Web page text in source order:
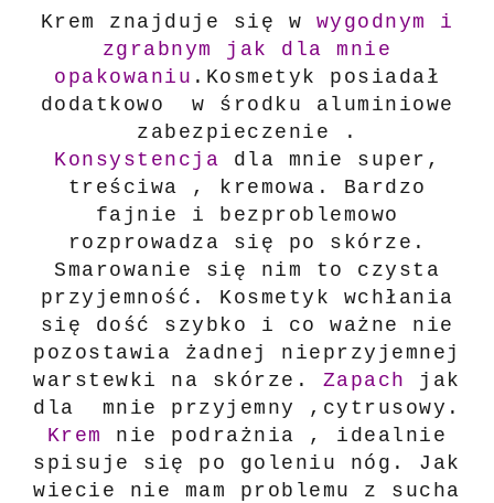
Krem znajduje się w wygodnym i
zgrabnym jak dla mnie
opakowaniu .Kosmetyk posiadał
dodatkowo w środku aluminiowe
zabezpieczenie .
Konsystencja dla mnie super,
treściwa , kremowa. Bardzo
fajnie i bezproblemowo
rozprowadza się po skórze.
Smarowanie się nim to czysta
przyjemność. Kosmetyk wchłania
się dość szybko i co ważne nie
pozostawia żadnej nieprzyjemnej
warstewki na skórze. Zapach
jak
dla mnie przyjemny ,cytrusowy.
Krem nie podrażnia , idealnie
spisuje się po goleniu nóg. Jak
wiecie nie mam problemu z sucha